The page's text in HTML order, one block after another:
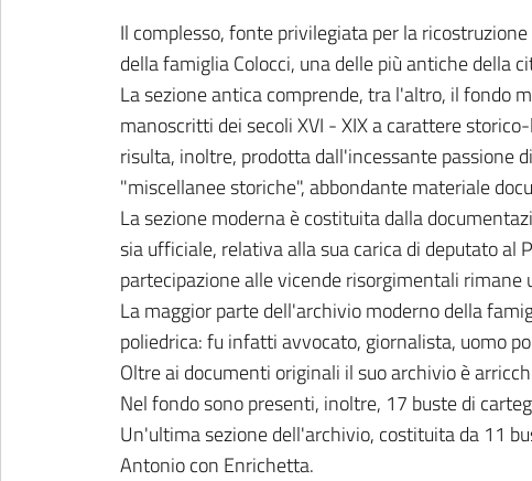
Il complesso, fonte privilegiata per la
della famiglia Colocci, una delle più antiche della
La sezione antica comprende, tra l'altro, il fondo
manoscritti dei secoli XVI - XIX a carattere
risulta, inoltre, prodotta dall'incessante passione
"miscellanee storiche", abbondante materiale
La sezione moderna è costituita dalla
sia ufficiale, relativa alla sua carica di deputato
partecipazione alle vicende risorgimentali rimane
La maggior parte dell'archivio moderno della
poliedrica: fu infatti avvocato, giornalista, uomo
Oltre ai documenti originali il suo archivio è
Nel fondo sono presenti, inoltre, 17 buste di
Un'ultima sezione dell'archivio, costituita da 11
Antonio con Enrichetta.